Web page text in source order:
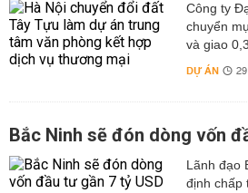
Công ty
chuyển
và giao
DỰ ÁN
Bắc Ninh sẽ đón dòng vốn
Lãnh đạo
định chấp